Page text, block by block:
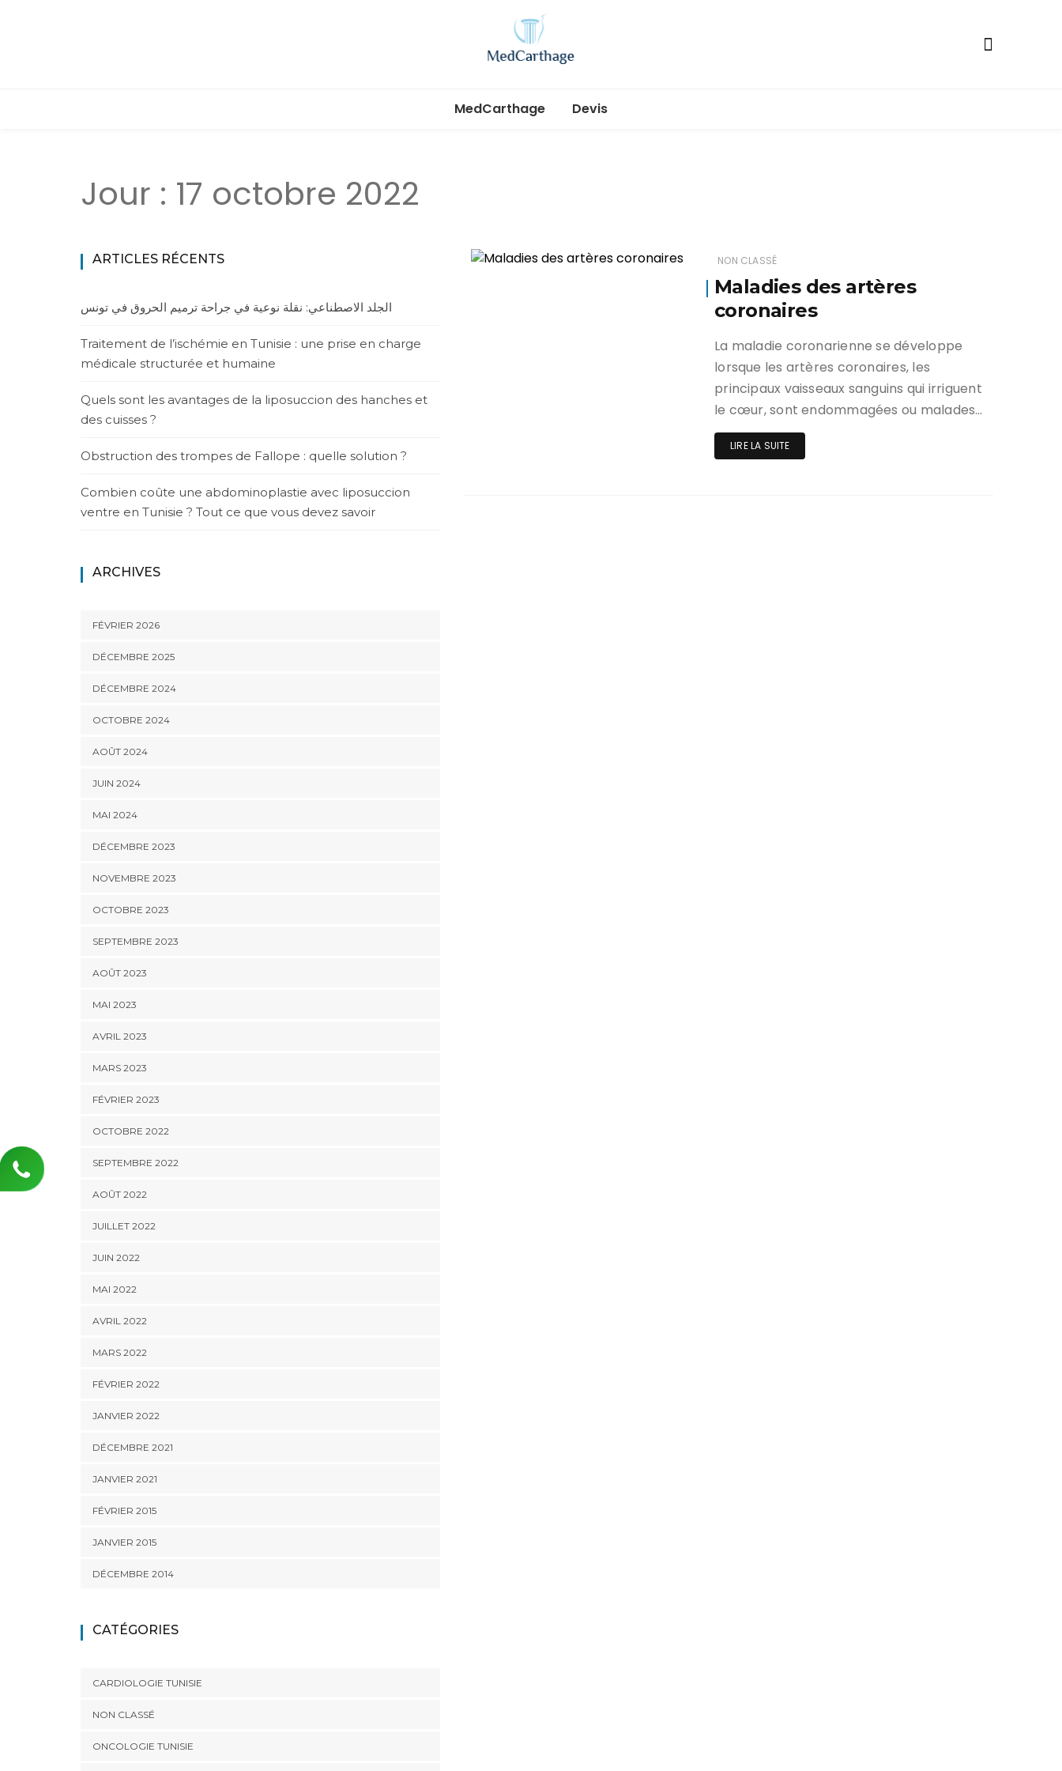
esthétique
MedCarthage Devis
Jour : 17 octobre 2022
ARTICLES RÉCENTS
الجلد الاصطناعي: نقلة نوعية في جراحة ترميم الحروق في تونس
Traitement de l’ischémie en Tunisie : une prise en charge
médicale structurée et humaine
Quels sont les avantages de la liposuccion des hanches et
des cuisses ?
Obstruction des trompes de Fallope : quelle solution ?
Combien coûte une abdominoplastie avec liposuccion
ventre en Tunisie ? Tout ce que vous devez savoir
ARCHIVES
FÉVRIER 2026
DÉCEMBRE 2025
DÉCEMBRE 2024
OCTOBRE 2024
AOÛT 2024
JUIN 2024
MAI 2024
DÉCEMBRE 2023
NOVEMBRE 2023
OCTOBRE 2023
SEPTEMBRE 2023
AOÛT 2023
MAI 2023
AVRIL 2023
MARS 2023
FÉVRIER 2023
OCTOBRE 2022
SEPTEMBRE 2022
AOÛT 2022
JUILLET 2022
JUIN 2022
MAI 2022
AVRIL 2022
MARS 2022
FÉVRIER 2022
JANVIER 2022
DÉCEMBRE 2021
JANVIER 2021
FÉVRIER 2015
JANVIER 2015
DÉCEMBRE 2014
CATÉGORIES
CARDIOLOGIE TUNISIE
NON CLASSÉ
ONCOLOGIE TUNISIE
NON CLASSÉ
Maladies des artères
coronaires
La maladie coronarienne se développe
lorsque les artères coronaires, les
principaux vaisseaux sanguins qui irriguent
le cœur, sont endommagées ou malades…
LIRE LA SUITE